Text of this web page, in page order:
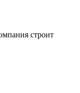
строит